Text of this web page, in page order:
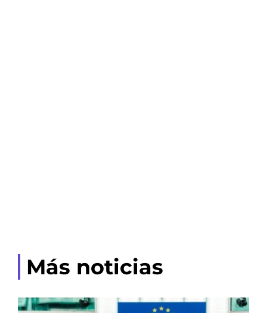
Más noticias